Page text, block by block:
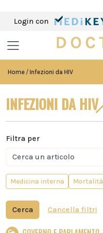
Login con
Home Infezioni da HIV
INFEZIONI DA HIV
Filtra per
Medicina interna Mortalità
Cerca Cancella filtri